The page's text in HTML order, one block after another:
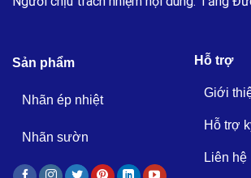
Sản phẩm
Nhãn ép nhiệt
Nhãn sườn
Hỗ trợ
Giới
Hỗ trợ
Liên hệ